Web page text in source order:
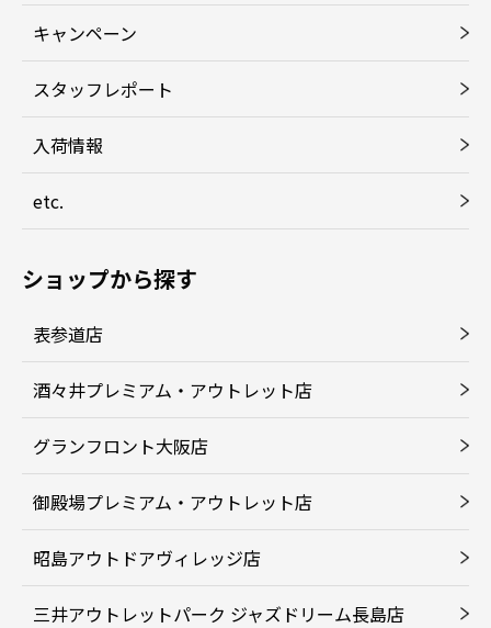
キャンペーン
スタッフレポート
入荷情報
etc.
ショップから探す
表参道店
酒々井プレミアム・アウトレット店
グランフロント大阪店
御殿場プレミアム・アウトレット店
昭島アウトドアヴィレッジ店
三井アウトレットパーク ジャズドリーム長島店